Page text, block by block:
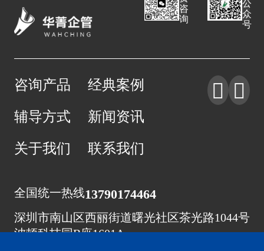
全国统一热线13790174464
深圳市南山区西丽街道曙光社区茶光路1044号
波顿科技园B座1601A
咨询产品 经典案例
辅导方式 新闻资讯
关于我们 联系我们
 
咨
询
公
众
号